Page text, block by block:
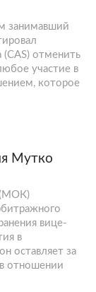
занимавший
отменить
участие в
которое
Мутко
(МОК)
вице-
в
оставляет за
отношении